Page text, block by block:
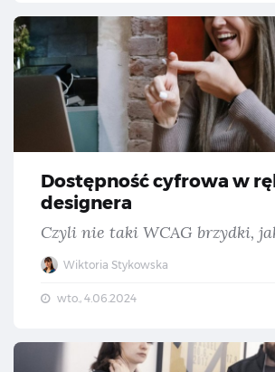
Dostępność cyfrowa w
designera
Czyli nie taki WCAG brzydki,
Wiktoria Stykowska
wto., 4.06.2024